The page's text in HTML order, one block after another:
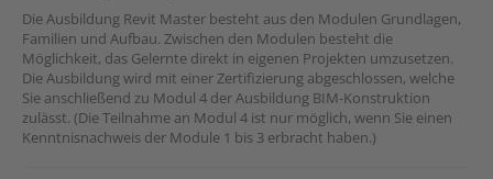
Die Ausbildung Revit Master besteht aus den Modulen Grundlagen,
Familien und Aufbau. Zwischen den Modulen besteht die
Möglichkeit, das Gelernte direkt in eigenen Projekten umzusetzen.
Die Ausbildung wird mit einer Zertifizierung abgeschlossen, welche
Sie anschließend zu Modul 4 der Ausbildung BIM-Konstruktion
zulässt. (Die Teilnahme an Modul 4 ist nur möglich, wenn Sie einen
Kenntnisnachweis der Module 1 bis 3 erbracht haben.)